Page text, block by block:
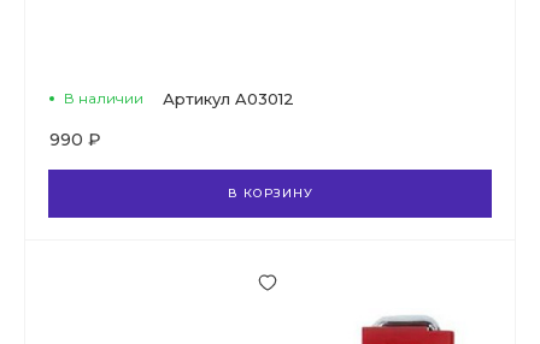
В наличии Артикул A03012
990 ₽
В КОРЗИНУ